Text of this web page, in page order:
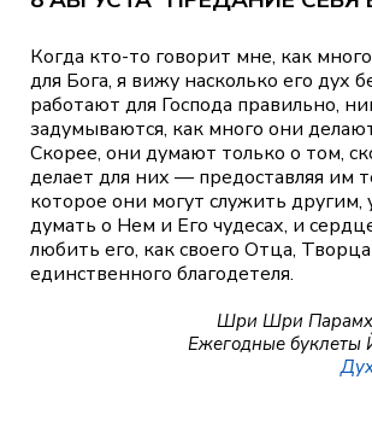
Когда кто-то говорит мне, как
для Бога, я вижу насколько его дух
работают для Господа правильно,
задумываются, как много они
Скорее, они думают только о том,
делает для них — предоставляя им
которое они могут служить другим,
думать о Нем и Его чудесах, и
любить его, как своего Отца,
единственного благодетеля.
Шри Шри
Ежегодные буклеты